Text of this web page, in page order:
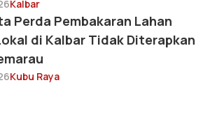
Kalbar
Perda Pembakaran Lahan
di Kalbar Tidak Diterapkan
Kubu Raya